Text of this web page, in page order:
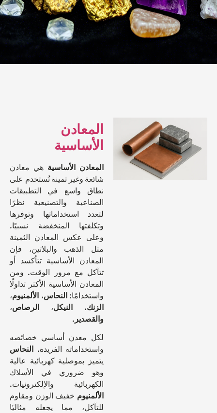
المعادن
الأساسية
المعادن الأساسيةهي معادن
شائعة وغير ثمينة تُستخدم على
نطاق واسع في التطبيقات
الصناعية والتصنيعية نظرًا
لتعدد استخداماتها وتوفرها
وتكلفتها المنخفضة نسبيًا.
وعلى عكس المعادن الثمينة
مثل الذهب والبلاتين، فإن
المعادن الأساسية تتأكسد أو
تتآكل مع مرور الوقت. ومن
المعادن الأساسية الأكثر تداولًا
واستخدامًا:النحاس،الألمنيوم ،
،النيكل ،الرصاص،
والقصدير.
لكل معدن أساسي خصائصه
واستخداماته الفريدة.النحاس
يتميز بموصلية كهربائية عالية
وهو ضروري في الأسلاك
الكهربائية والإلكترونيات.
الألمنيومخفيف الوزن ومقاوم
للتآكل، مما يجعله مثاليًا